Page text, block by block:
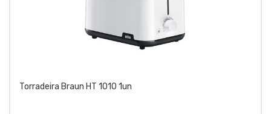
Torradeira Braun HT 1010 1un